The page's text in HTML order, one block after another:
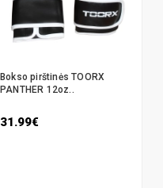
Bokso pirštinės TOORX
PANTHER 12oz..
31.99€